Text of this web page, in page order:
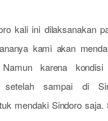
kali ini dilaksanakan
kami akan
karena
setelah sampai di
mendaki Sindoro saja.